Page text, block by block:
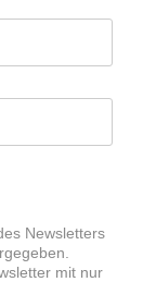
Newsletters
mit nur